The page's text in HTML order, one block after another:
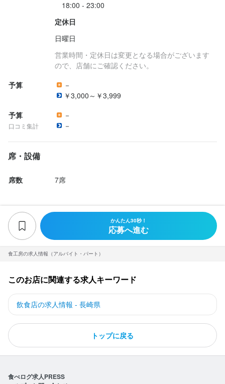
食工房の求人情報（アルバイト・パート）
定休日
日曜日
営業時間・定休日は変更となる場合がございます
ので、店舗にご確認ください。
予算
－
￥3,000～￥3,999
予算
口コミ集計
－
－
席・設備
席数 7席
かんたん30秒！
応募へ進む
このお店に関連する求人キーワード
飲食店の求人情報 - 長崎県
トップに戻る
食べログ求人PRESS